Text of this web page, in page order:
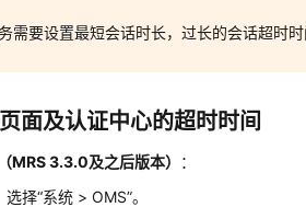
需要设置最短会话时长，过长的会话超时时
面及认证中心的超时时间
MRS 3.3.0及之后版本）
：
择“系统 > OMS”。